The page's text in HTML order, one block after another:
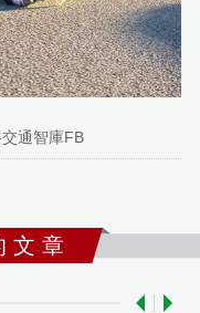
通智庫FB
文 章